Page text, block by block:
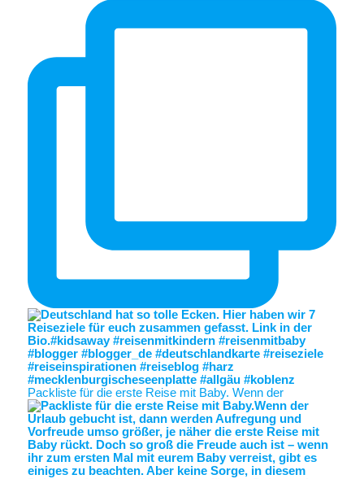
Packliste für die erste Reise mit Baby. Wenn der